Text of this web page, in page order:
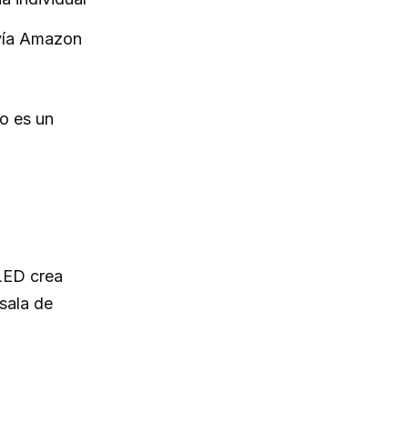
Amazon
es un
crea
de